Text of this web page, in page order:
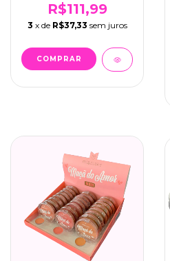
R$111,99
3 x de R$37,33 sem juros